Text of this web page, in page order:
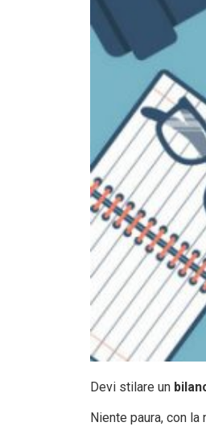
Devi stilare un
Niente paura, con